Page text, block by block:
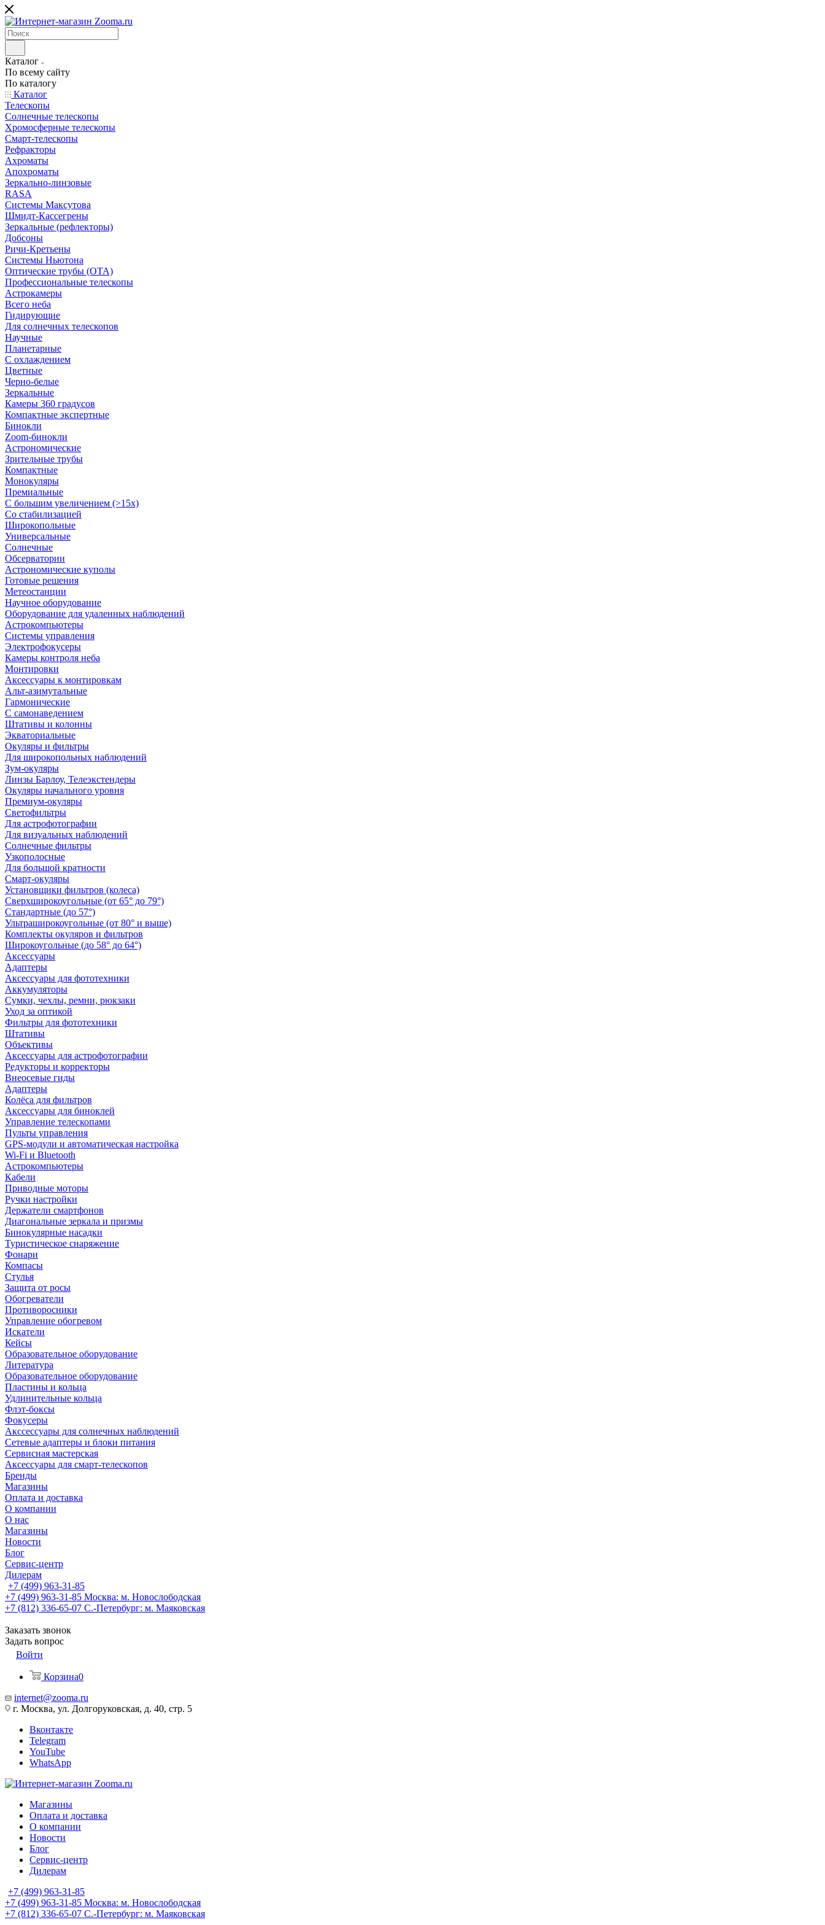
Каталог
По всему сайту
По каталогу
Каталог
Телескопы
Солнечные телескопы
Хромосферные телескопы
Смарт-телескопы
Рефракторы
Ахроматы
Апохроматы
Зеркально-линзовые
RASA
Системы Максутова
Шмидт-Кассегрены
Зеркальные (рефлекторы)
Добсоны
Ричи-Кретьены
Системы Ньютона
Оптические трубы (OTA)
Профессиональные телескопы
Астрокамеры
Всего неба
Гидирующие
Для солнечных телескопов
Научные
Планетарные
С охлаждением
Цветные
Черно-белые
Зеркальные
Камеры 360 градусов
Компактные экспертные
Бинокли
Zoom-бинокли
Астрономические
Зрительные трубы
Компактные
Монокуляры
Премиальные
С большим увеличением (>15x)
Со стабилизацией
Широкопольные
Универсальные
Солнечные
Обсерватории
Астрономические куполы
Готовые решения
Метеостанции
Научное оборудование
Оборудование для удаленных наблюдений
Астрокомпьютеры
Системы управления
Электрофокусеры
Камеры контроля неба
Монтировки
Аксессуары к монтировкам
Альт-азимутальные
Гармонические
С самонаведением
Штативы и колонны
Экваториальные
Окуляры и фильтры
Для широкопольных наблюдений
Зум-окуляры
Линзы Барлоу, Телеэкстендеры
Окуляры начального уровня
Премиум-окуляры
Светофильтры
Для астрофотографии
Для визуальных наблюдений
Солнечные фильтры
Узкополосные
Для большой кратности
Смарт-окуляры
Установщики фильтров (колеса)
Сверхширокоугольные (от 65° до 79°)
Стандартные (до 57°)
Ультраширокоугольные (от 80° и выше)
Комплекты окуляров и фильтров
Широкоугольные (до 58° до 64°)
Аксессуары
Адаптеры
Аксессуары для фототехники
Аккумуляторы
Сумки, чехлы, ремни, рюкзаки
Уход за оптикой
Фильтры для фототехники
Штативы
Объективы
Аксессуары для астрофотографии
Редукторы и корректоры
Внеосевые гиды
Адаптеры
Колёса для фильтров
Аксессуары для биноклей
Управление телескопами
Пульты управления
GPS-модули и автоматическая настройка
Wi-Fi и Bluetooth
Астрокомпьютеры
Кабели
Приводные моторы
Ручки настройки
Держатели смартфонов
Диагональные зеркала и призмы
Бинокулярные насадки
Туристическое снаряжение
Фонари
Компасы
Стулья
Защита от росы
Обогреватели
Противоросники
Управление обогревом
Искатели
Кейсы
Образовательное оборудование
Литература
Образовательное оборудование
Пластины и кольца
Удлинительные кольца
Флэт-боксы
Фокусеры
Акссессуары для солнечных наблюдений
Сетевые адаптеры и блоки питания
Сервисная мастерская
Аксессуары для смарт-телескопов
Бренды
Магазины
Оплата и доставка
О компании
О нас
Магазины
Новости
Блог
Сервис-центр
Дилерам
+7 (499) 963-31-85
+7 (499) 963-31-85 Москва: м. Новослободская
+7 (812) 336-65-07 С.-Петербург: м. Маяковская
Заказать звонок
Задать вопрос
Войти
Корзина0
internet@zooma.ru
г. Москва, ул. Долгоруковская, д. 40, стр. 5
Вконтакте
Telegram
YouTube
WhatsApp
Магазины
Оплата и доставка
О компании
Новости
Блог
Сервис-центр
Дилерам
+7 (499) 963-31-85
+7 (499) 963-31-85 Москва: м. Новослободская
+7 (812) 336-65-07 С.-Петербург: м. Маяковская